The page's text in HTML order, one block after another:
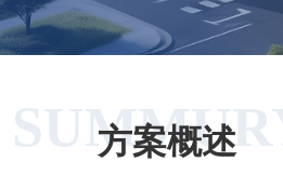
方案概述
SUMMURY